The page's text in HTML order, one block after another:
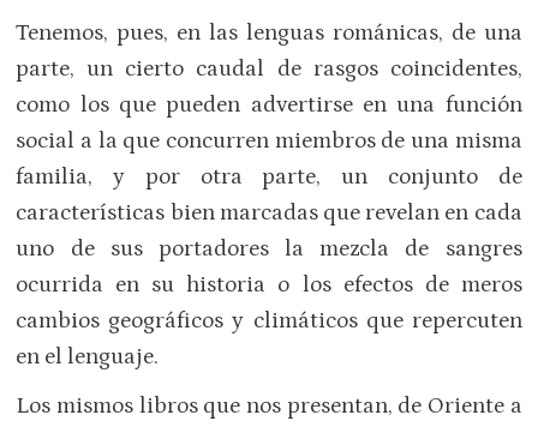
Tenemos, pues, en las lenguas románicas, de una
parte, un cierto caudal de rasgos coincidentes,
como los que pueden advertirse en una función
social a la que concurren miembros de una misma
familia, y por otra parte, un conjunto de
características bien marcadas que revelan en cada
uno de sus portadores la mezcla de sangres
ocurrida en su historia o los efectos de meros
cambios geográficos y climáticos que repercuten
en el lenguaje.
Los mismos libros que nos presentan, de Oriente a